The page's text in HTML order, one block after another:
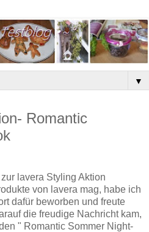
▼
Romantic
lavera Styling Aktion
von lavera mag, habe ich
dafür beworben und freute
die freudige Nachricht kam,
" Romantic Sommer Night-